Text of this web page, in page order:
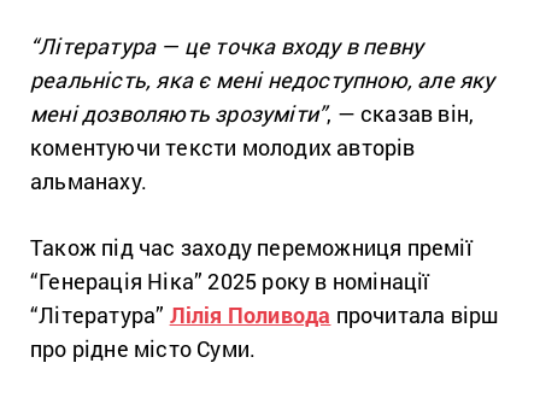
“Література — це точка входу в певну
реальність, яка є мені недоступною, але яку
мені дозволяють зрозуміти”, — сказав він,
коментуючи тексти молодих авторів
альманаху.
Також під час заходу переможниця премії
“Генерація Ніка” 2025 року в номінації
“Література” Лілія Поливода прочитала вірш
про рідне місто Суми.